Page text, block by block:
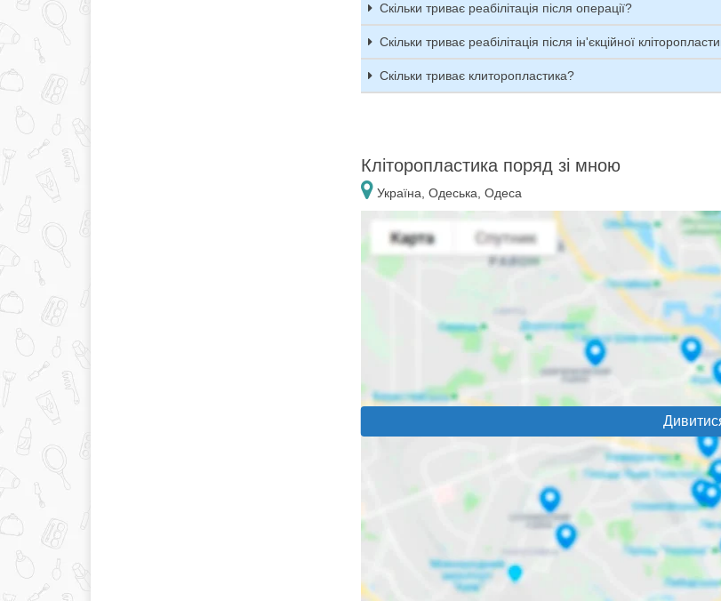
Скільки триває реабілітація після операції?
Скільки триває реабілітація після ін'єкційної
Скільки триває клиторопластика?
Кліторопластика поряд зі мною
Україна, Одеська, Одеса